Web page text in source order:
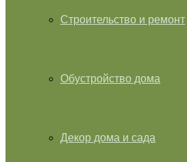
Строительство и ремонт
Обустройство дома
Декор дома и сада